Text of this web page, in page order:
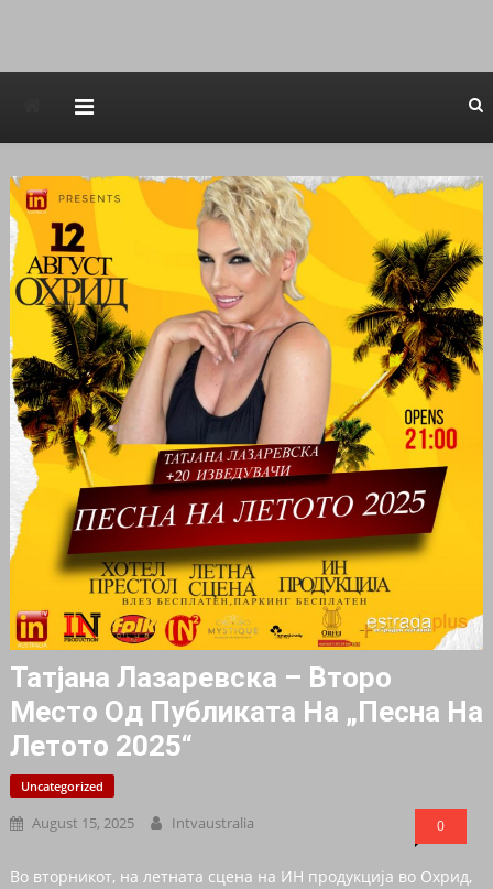
Татјана Лазаревска – Второ
Место Од Публиката На „Песна На
Летото 2025“
Uncategorized
August 15, 2025 Intvaustralia 0
Во вторникот, на летната сцена на ИН продукција во Охрид,